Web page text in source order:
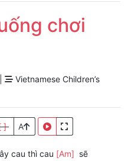
chơi
Vietnamese Children’s
] A
cau thì cau [Am] sẽ